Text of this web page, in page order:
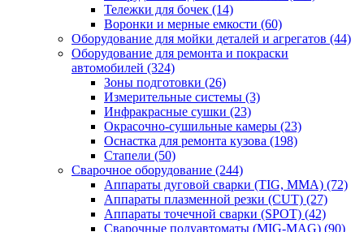
Тележки для бочек (14)
Воронки и мерные емкости (60)
Оборудование для мойки деталей и агрегатов (44)
Оборудование для ремонта и покраски
автомобилей (324)
Зоны подготовки (26)
Измерительные системы (3)
Инфракрасные сушки (23)
Окрасочно-сушильные камеры (23)
Оснастка для ремонта кузова (198)
Стапели (50)
Сварочное оборудование (244)
Аппараты дуговой сварки (TIG, MMA) (72)
Аппараты плазменной резки (CUT) (27)
Аппараты точечной сварки (SPOT) (42)
Сварочные полуавтоматы (MIG-MAG) (90)